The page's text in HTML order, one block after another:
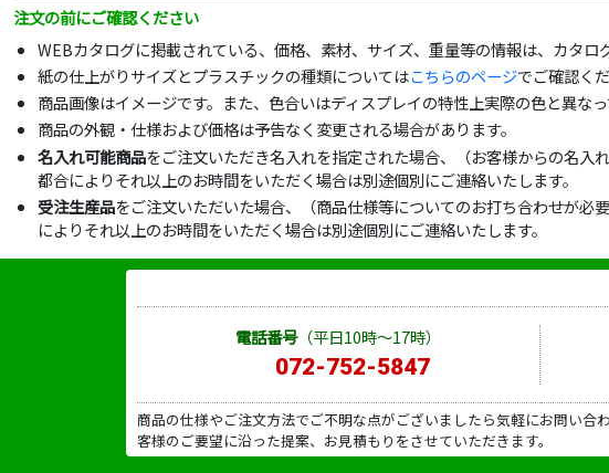
注文の前にご確認ください
WEBカタログに掲載されている、価格、素材、サイズ、重量等の情報は、カタ
紙の仕上がりサイズとプラスチックの種類についてはこちらのページでご確認くだ
商品画像はイメージです。また、色合いはディスプレイの特性上実際の色と異なっ
商品の外観・仕様および価格は予告なく変更される場合があります。
名入れ可能商品をご注文いただき名入れを指定された場合、（お客様からの名入
都合によりそれ以上のお時間をいただく場合は別途個別にご連絡いたします。
受注生産品をご注文いただいた場合、（商品仕様等についてのお打ち合わせが
によりそれ以上のお時間をいただく場合は別途個別にご連絡いたします。
電話番号（平日10時～17時）
072-752-5847
商品の仕様やご注文方法でご不明な点がございましたら気軽にお問い
客様のご要望に沿った提案、お見積もりをさせていただきます。